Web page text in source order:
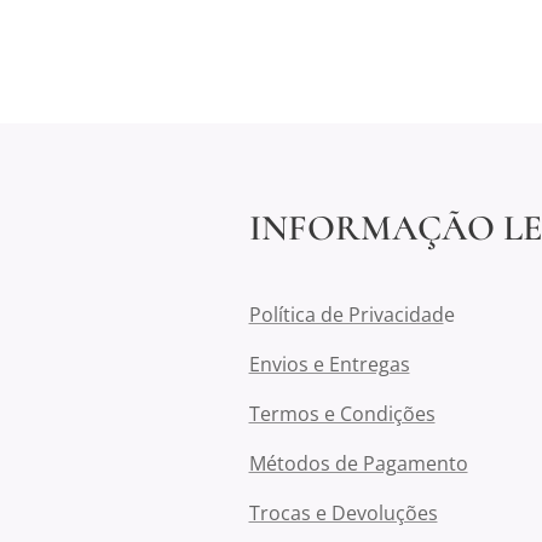
INFORMAÇÃO
Política de Privacidade
Envios e Entregas
Termos e Condições
Métodos de Pagamento
Trocas e Devoluções